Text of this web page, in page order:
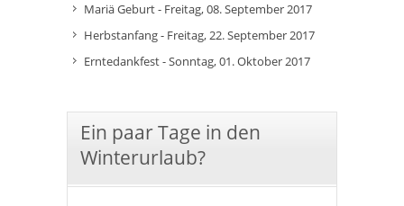
Mariä Geburt - Freitag, 08. September 2017
Herbstanfang - Freitag, 22. September 2017
Erntedankfest - Sonntag, 01. Oktober 2017
Ein paar Tage in den
Winterurlaub?